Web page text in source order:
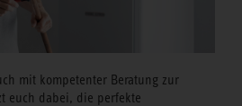
mit kompetenter Beratung zur
euch dabei, die perfekte